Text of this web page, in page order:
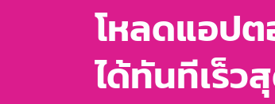
โหลดแอป
ได้ทันทีเร็ว